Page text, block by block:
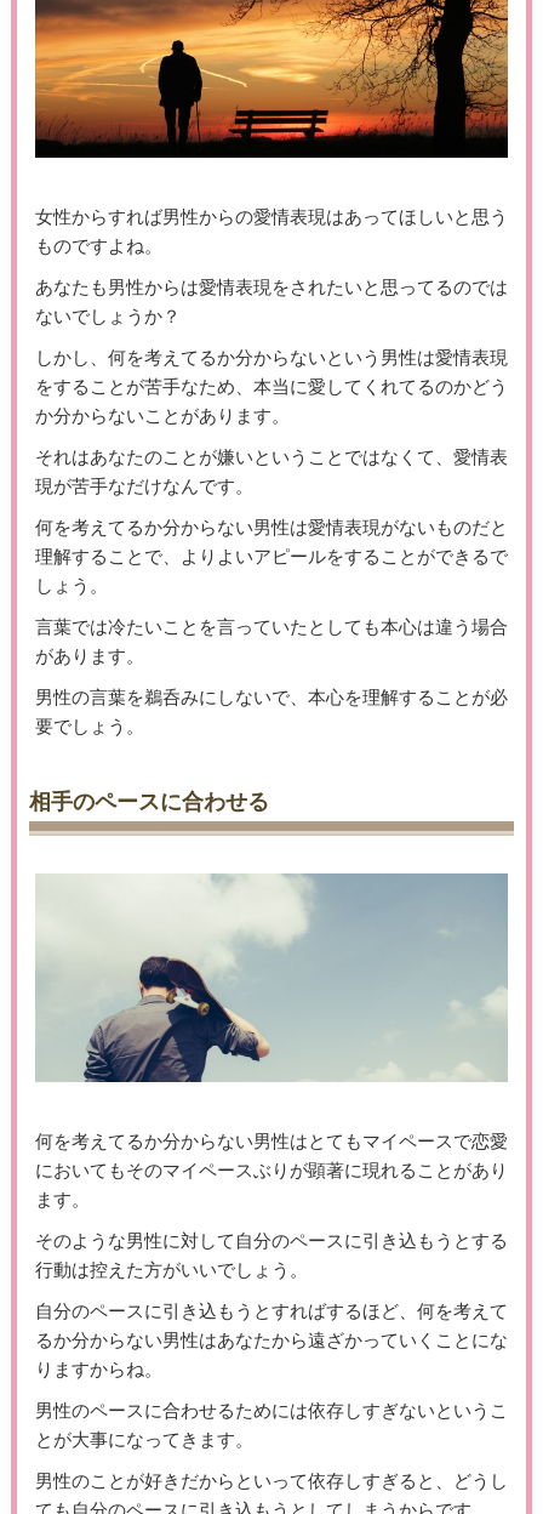
女性からすれば男性からの愛情表現はあってほしいと思う
ものですよね。
あなたも男性からは愛情表現をされたいと思ってるのでは
ないでしょうか？
しかし、何を考えてるか分からないという男性は愛情表現
をすることが苦手なため、本当に愛してくれてるのかどう
か分からないことがあります。
それはあなたのことが嫌いということではなくて、愛情表
現が苦手なだけなんです。
何を考えてるか分からない男性は愛情表現がないものだと
理解することで、よりよいアピールをすることができるで
しょう。
言葉では冷たいことを言っていたとしても本心は違う場合
があります。
男性の言葉を鵜呑みにしないで、本心を理解することが必
要でしょう。
相手のペースに合わせる
何を考えてるか分からない男性はとてもマイペースで恋愛
においてもそのマイペースぶりが顕著に現れることがあり
ます。
そのような男性に対して自分のペースに引き込もうとする
行動は控えた方がいいでしょう。
自分のペースに引き込もうとすればするほど、何を考えて
るか分からない男性はあなたから遠ざかっていくことにな
りますからね。
男性のペースに合わせるためには依存しすぎないというこ
とが大事になってきます。
男性のことが好きだからといって依存しすぎると、どうし